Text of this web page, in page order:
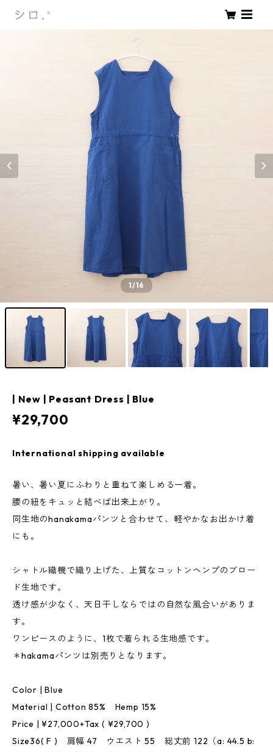
1/16
| New | Peasant Dress | Blue
¥29,700
International shipping available
暑い、暑い夏にふわりと重ねて楽しめる一着。
腰の紐をキュッと結べば出来上がり。
同生地のhanakamaパンツと合わせて、軽やかなお出かけ着
にも。
シャトル織機で織り上げた、上質なコットンヘンプのブロー
ド生地です。
透け感が少なく、天日干しならではの自然な風合いがありま
す。
ワンピースのように、1枚で着られる生地感です。
＊hakamaパンツは別売りとなります。
Color | Blue
Material | Cotton 85% Hemp 15%
Price | ¥27,000+Tax ( ¥29,700 )
Size36( F ) 肩幅 47 ウエスト 55 総丈前 122（a: 44.5 b: